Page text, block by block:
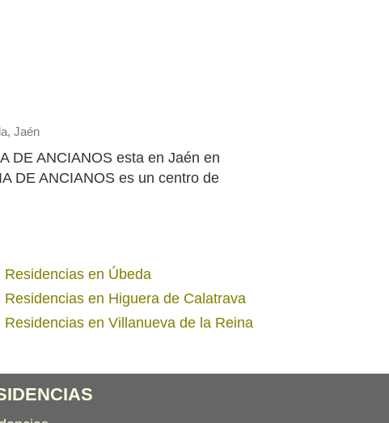
Jaén
DE ANCIANOS esta en Jaén en
DE ANCIANOS es un centro de
Residencias en Úbeda
Residencias en Higuera de Calatrava
Residencias en Villanueva de la Reina